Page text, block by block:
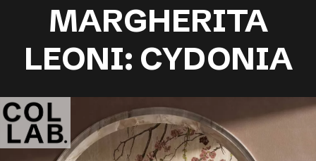
MARGHERITA
LEONI: CYDONIA